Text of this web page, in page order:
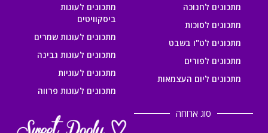
מתכונים לחנוכה
מתכונים לסוכות
מתכונים לט"ו בשבט
מתכונים לפורים
מתכונים ליום העצמאות
מתכונים לעוגות
ביסקוויטים
מתכונים לעוגות שמרים
מתכונים לעוגות גבינה
מתכונים לעוגיות
מתכונים לעוגות פרווה
סוג ארוחה